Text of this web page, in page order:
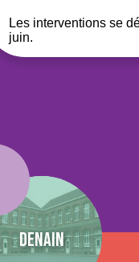
Les interventions se
juin.
Denain